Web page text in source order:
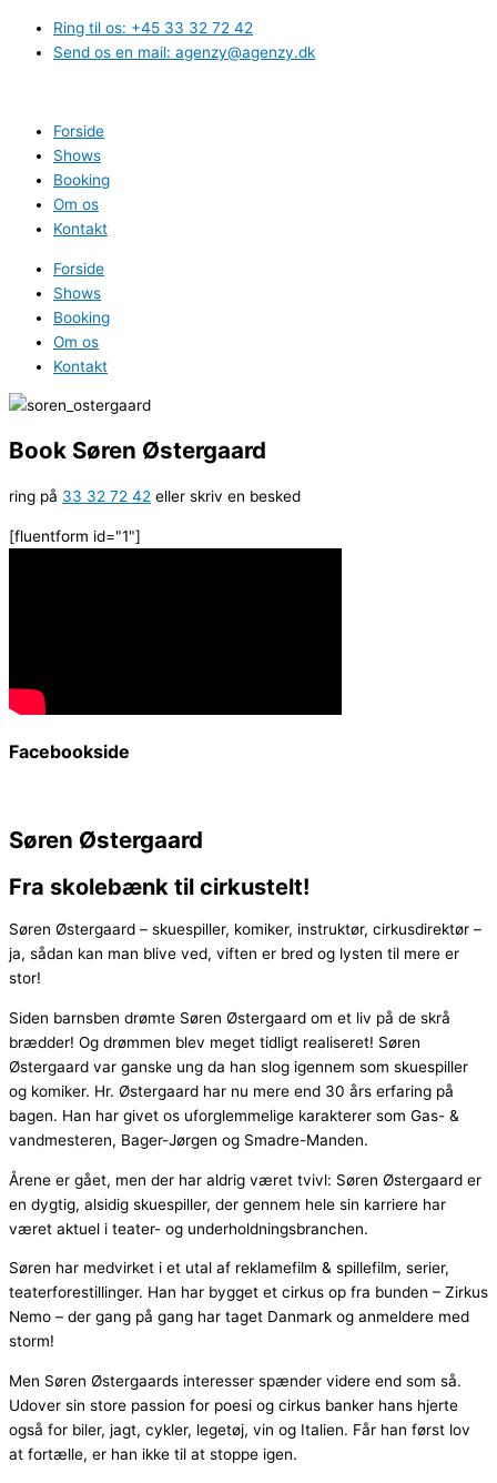
indholdet
Ring til os: +45 33 32 72 42
Send os en mail: agenzy@agenzy.dk
Forside
Shows
Booking
Om os
Kontakt
Forside
Shows
Booking
Om os
Kontakt
Book Søren Østergaard
ring på 33 32 72 42 eller skriv en besked
[fluentform id="1"]
Facebookside
Søren Østergaard
Fra skolebænk til cirkustelt!
Søren Østergaard – skuespiller, komiker, instruktør, cirkusdirektør –
ja, sådan kan man blive ved, viften er bred og lysten til mere er
stor!
Siden barnsben drømte Søren Østergaard om et liv på de skrå
brædder! Og drømmen blev meget tidligt realiseret! Søren
Østergaard var ganske ung da han slog igennem som skuespiller
og komiker. Hr. Østergaard har nu mere end 30 års erfaring på
bagen. Han har givet os uforglemmelige karakterer som Gas- &
vandmesteren, Bager-Jørgen og Smadre-Manden.
Årene er gået, men der har aldrig været tvivl: Søren Østergaard er
en dygtig, alsidig skuespiller, der gennem hele sin karriere har
været aktuel i teater- og underholdningsbranchen.
Søren har medvirket i et utal af reklamefilm & spillefilm, serier,
teaterforestillinger. Han har bygget et cirkus op fra bunden – Zirkus
Nemo – der gang på gang har taget Danmark og anmeldere med
storm!
Men Søren Østergaards interesser spænder videre end som så.
Udover sin store passion for poesi og cirkus banker hans hjerte
også for biler, jagt, cykler, legetøj, vin og Italien. Får han først lov
at fortælle, er han ikke til at stoppe igen.